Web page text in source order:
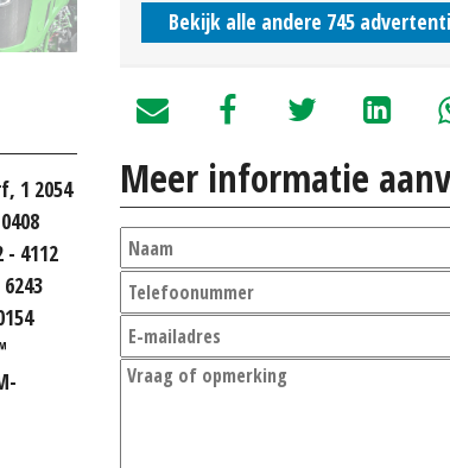
1 2054
4112
Bekijk alle andere 745
Meer informatie